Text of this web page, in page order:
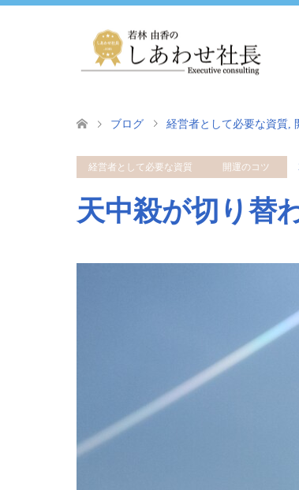
ブログ 経営者として必要な資質,
経営者として必要な資質 開運のコツ
天中殺が切り替